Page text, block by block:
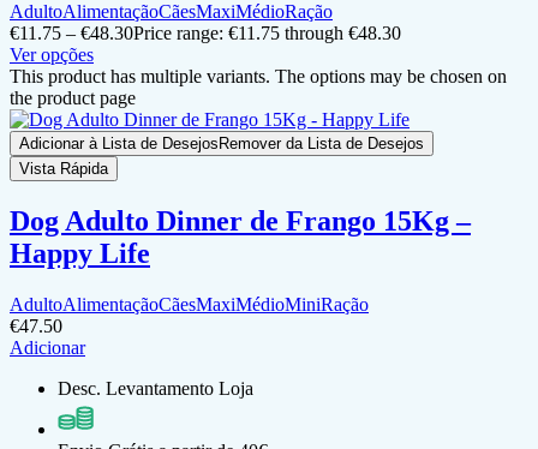
AdultoAlimentaçãoCãesMaxiMédioRação
€11.75 – €48.30Price range: €11.75 through €48.30
Ver opções
This product has multiple variants. The options may be chosen on
the product page
Adicionar à Lista de Desejos Remover da Lista de Desejos
Vista Rápida
Dog Adulto Dinner de Frango 15Kg –
Happy Life
AdultoAlimentaçãoCãesMaxiMédioMiniRação
€47.50
Adicionar
Desc. Levantamento Loja